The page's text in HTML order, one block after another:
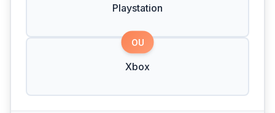
Playstation
OU
Xbox